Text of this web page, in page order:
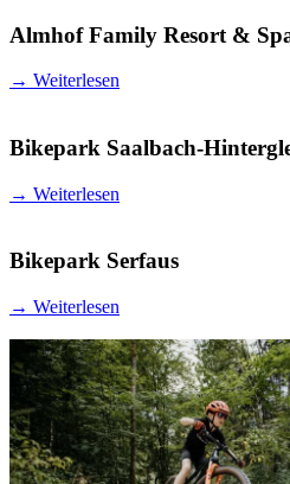
Almhof Family Resort &
→ Weiterlesen
Bikepark Saalbach-
→ Weiterlesen
Bikepark Serfaus
→ Weiterlesen